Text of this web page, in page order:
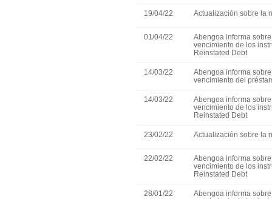
19/04/22 Actualización sobre la
01/04/22
Abengoa informa
vencimiento de los
Reinstated Debt
14/03/22
Abengoa informa
vencimiento del
14/03/22
Abengoa informa
vencimiento de los
Reinstated Debt
23/02/22 Actualización sobre la
22/02/22
Abengoa informa
vencimiento de los
Reinstated Debt
28/01/22
Abengoa informa